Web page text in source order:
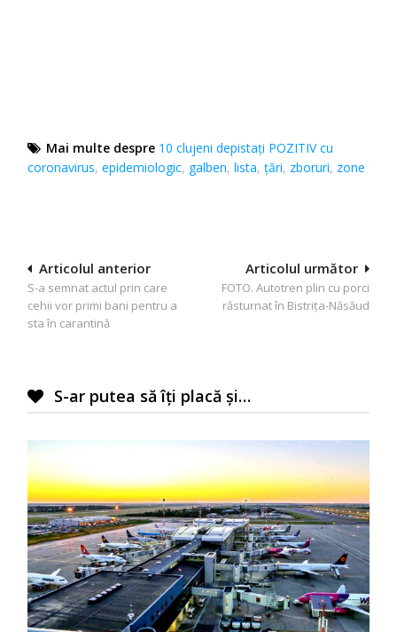
Mai multe despre 10 clujeni depistați POZITIV cu
coronavirus,epidemiologic, galben,lista,ţări, zboruri, zone
Navigare
în
articole
Articolul următor
FOTO. Autotren plin cu porci
răsturnat în Bistrița-Năsăud
Articolul anterior
S-a semnat actul prin care
cehii vor primi bani pentru a
sta în carantină
S-ar putea să îți placă și…